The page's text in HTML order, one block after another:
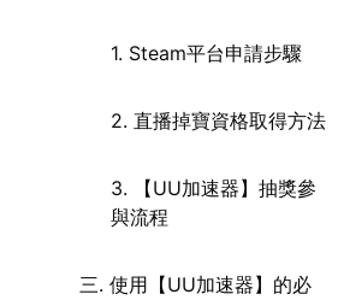
1. Steam平台申請步驟
2. 直播掉寶資格取得方法
3. 【UU加速器】抽獎參
與流程
三. 使用【UU加速器】的必